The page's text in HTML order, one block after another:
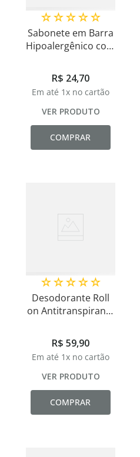
☆☆☆☆☆
Sabonete em Barra
Hipoalergênico com
Diário 90g
R$ 24,70
Em até 1x no cartão
VER PRODUTO
COMPRAR
☆☆☆☆☆
Desodorante Roll
on Antitranspirante
Diário 50ml
R$ 59,90
Em até 1x no cartão
VER PRODUTO
COMPRAR